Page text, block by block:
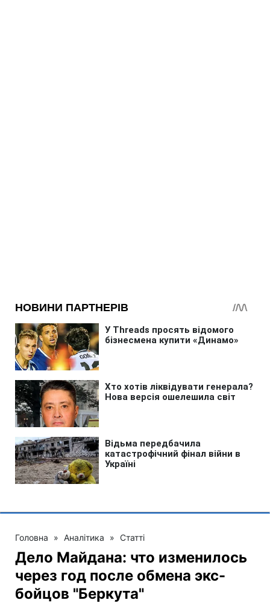
Головна » Аналітика » Статті
Дело Майдана: что изменилось
через год после обмена экс-
бойцов "Беркута"